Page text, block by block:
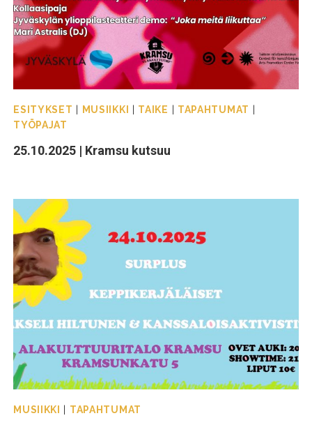
ESITYKSET MUSIIKKI TAIKE TAPAHTUMAT
TYÖPAJAT
25.10.2025 | Kramsu kutsuu
MUSIIKKI TAPAHTUMAT